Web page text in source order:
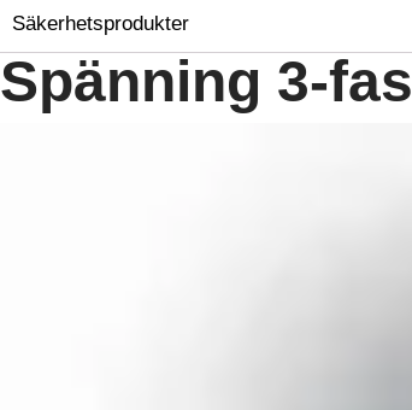
Säkerhetsprodukter
Spänning 3-fas